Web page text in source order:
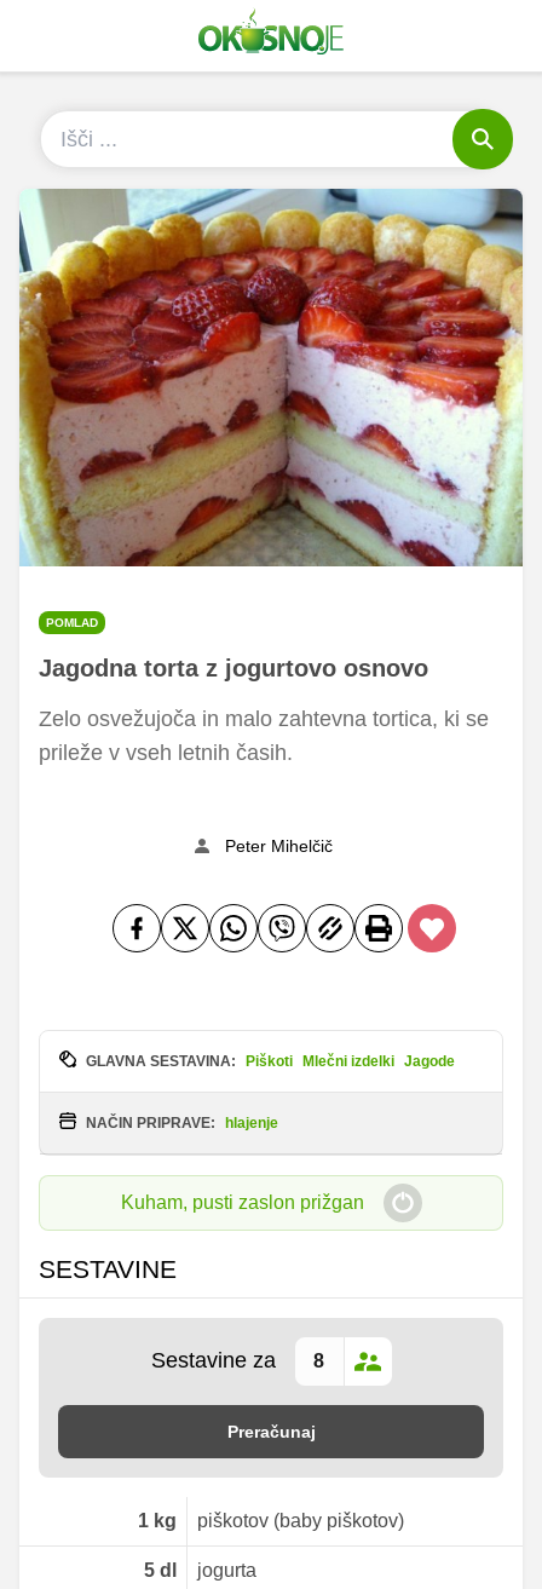
POMLAD
Jagodna torta z jogurtovo osnovo
Zelo osvežujoča in malo zahtevna tortica, ki se
prileže v vseh letnih časih.
Peter Mihelčič
GLAVNA SESTAVINA: Piškoti Mlečni izdelki Jagode
NAČIN PRIPRAVE: hlajenje
Kuham, pusti zaslon prižgan
SESTAVINE
Sestavine za
Preračunaj
1kg piškotov (baby piškotov)
5dl jogurta